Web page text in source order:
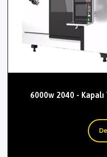
6000w 2040 -